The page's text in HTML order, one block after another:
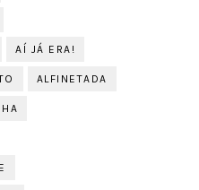
AÍ JÁ ERA!
ALFINETADA